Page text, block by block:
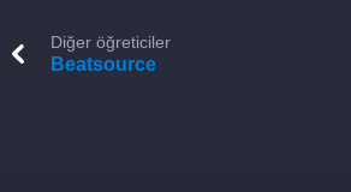
Diğer öğreticiler
Beatsource